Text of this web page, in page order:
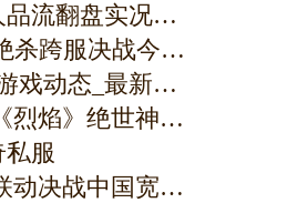
品流翻盘实况…
杀跨服决战今…
戏动态_最新…
烈焰》绝世神…
服
动决战中国宽…